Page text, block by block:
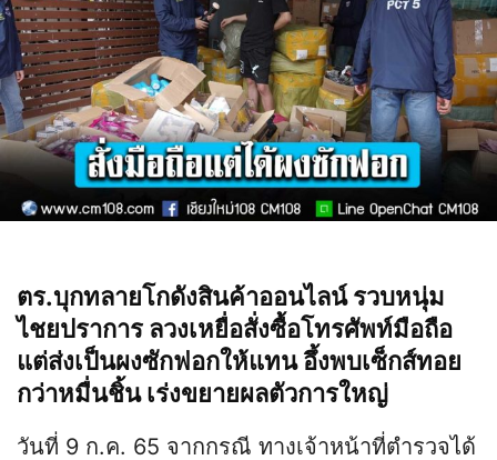
ตร.บุกทลายโกดังสินค้าออนไลน์ รวบหนุ่ม
ไชยปราการ ลวงเหยื่อสั่งซื้อโทรศัพท์มือถือ
แต่ส่งเป็นผงซักฟอกให้แทน อึ้งพบเซ็กส์ทอย
กว่าหมื่นชิ้น เร่งขยายผลตัวการใหญ่
วันที่ 9 ก.ค. 65 จากกรณี ทางเจ้าหน้าที่ตำรวจได้